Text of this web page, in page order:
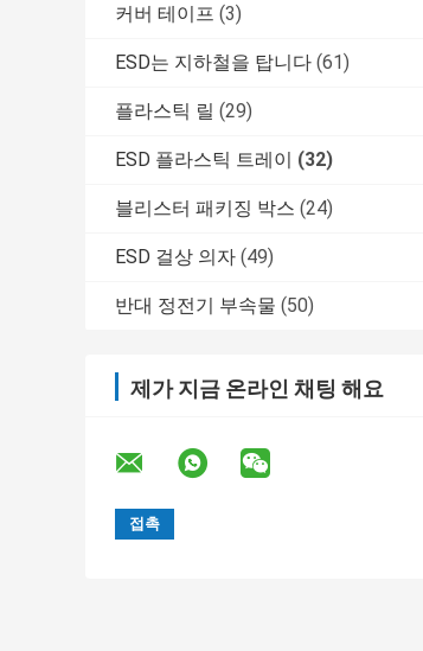
커버 테이프 (3)
ESD는 지하철을 탑니다 (61)
플라스틱 릴 (29)
ESD 플라스틱 트레이 (32)
블리스터 패키징 박스 (24)
ESD 걸상 의자 (49)
반대 정전기 부속물 (50)
제가 지금 온라인 채팅 해요